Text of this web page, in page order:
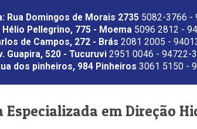
Rua Domingos de Morais 2735 5082-3766 -
Hélio Pellegrino, 775 - Moema 5096 2812 -
de Campos, 272 - Brás 2081 2005 -
Guapira, 520 - Tucuruvi 2951 0046 - 94722-
dos pinheiros, 984 Pinheiros 3061 5150 -
Especializada em Direção